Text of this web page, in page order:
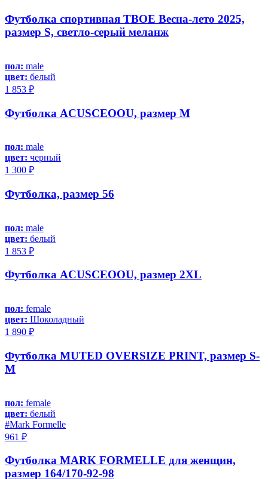
Футболка спортивная ТВОЕ Весна-лето 2025,
размер S, светло-серый меланж
пол: male
цвет: белый
1 853 ₽
Футболка ACUSCEOOU, размер M
пол: male
цвет: черный
1 300 ₽
Футболка, размер 56
пол: male
цвет: белый
1 853 ₽
Футболка ACUSCEOOU, размер 2XL
пол: female
цвет: Шоколадный
1 890 ₽
Футболка MUTED OVERSIZE PRINT, размер S-
M
пол: female
цвет: белый
#Mark Formelle
961 ₽
Футболка MARK FORMELLE для женщин,
размер 164/170-92-98